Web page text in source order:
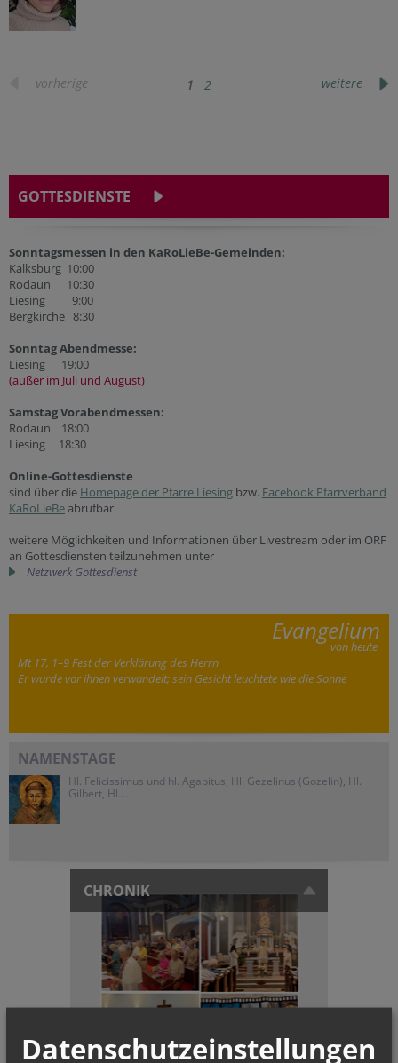
vorherige 1 2 weitere
GOTTESDIENSTE
Sonntagsmessen in den KaRoLieBe-Gemeinden:
Kalksburg 10:00
Rodaun 10:30
Liesing 9:00
Bergkirche 8:30
Sonntag Abendmesse:
Liesing 19:00
(außer im Juli und August)
Samstag Vorabendmessen:
Rodaun 18:00
Liesing 18:30
Online-Gottesdienste
sind über die Homepage der Pfarre Liesing bzw. Facebook Pfarrverband
KaRoLieBeabrufbar
weitere Möglichkeiten und Informationen über Livestream oder im ORF
an Gottesdiensten teilzunehmen unter
Netzwerk Gottesdienst
Evangelium
von heute
Mt 17, 1–9 Fest der Verklärung des Herrn
Er wurde vor ihnen verwandelt; sein Gesicht leuchtete wie die Sonne
NAMENSTAGE
Hl. Felicissimus und hl. Agapitus, Hl. Gezelinus (Gozelin), Hl.
Gilbert, Hl....
CHRONIK
Datenschutzeinstellungen